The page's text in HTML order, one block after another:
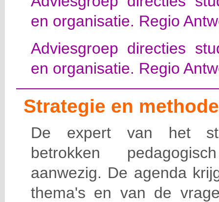
en organisatie. Regio
Adviesgroep directies
en organisatie. Regio
Strategie en
De expert van het
betrokken
aanwezig. De agenda
thema's en van de